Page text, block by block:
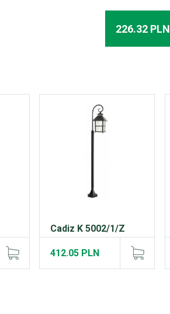
226.32 PLN
Cadiz K 5002/1/Z
412.05 PLN